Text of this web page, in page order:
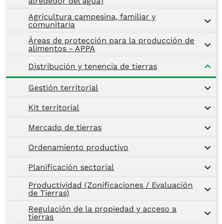
Agricultura campesina, familiar y
comunitaria
Áreas de protección para la producción de
alimentos - APPA
Distribución y tenencia de tierras
Gestión territorial
Kit territorial
Mercado de tierras
Ordenamiento productivo
Planificación sectorial
Productividad (Zonificaciones / Evaluación
de Tierras)
Regulación de la propiedad y acceso a
tierras